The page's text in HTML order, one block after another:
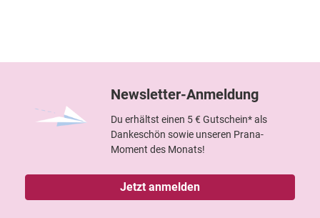
Newsletter-Anmeldung
Du erhältst einen 5 € Gutschein* als
Dankeschön sowie unseren Prana-
Moment des Monats!
Jetzt anmelden